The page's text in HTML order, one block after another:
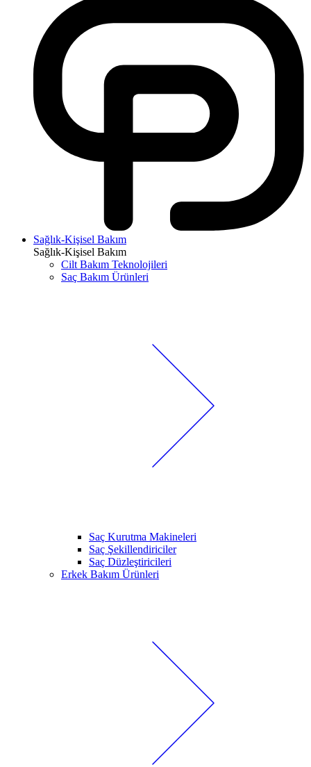
Sağlık-Kişisel Bakım
Sağlık-Kişisel Bakım
Cilt Bakım Teknolojileri
Saç Bakım Ürünleri
Saç Kurutma Makineleri
Saç Şekillendiriciler
Saç Düzleştiricileri
Erkek Bakım Ürünleri